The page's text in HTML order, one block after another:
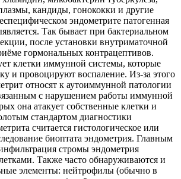
кандиды, гонококки и другие
эндометрите патогенная
Так бывает при бактериальном
после установки внутриматочной
гормональных контрацептивов.
клетки иммунной системы, которые
и провоцируют воспаление. Из-за этого
относят к аутоиммунной патологии
с нарушением работы иммунной
она атакует собственные клетки и
стандартом диагностики
считается гистологическое или
биоптата эндометрия. Главным
стромы эндометрия
Также часто обнаруживаются и
элементы: нейтрофилы (обычно в